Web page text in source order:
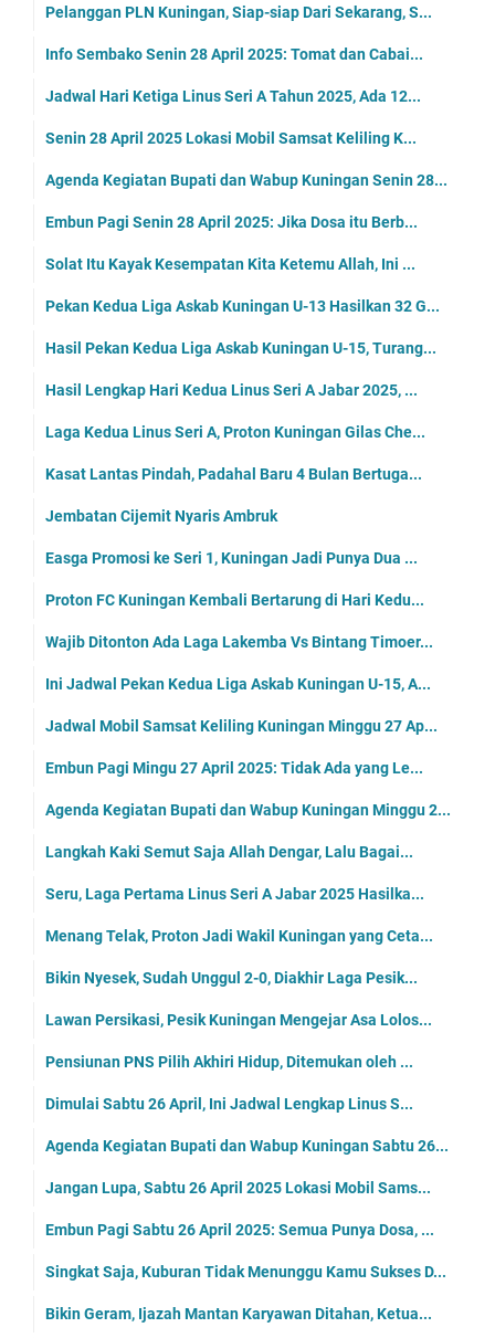
Pelanggan PLN Kuningan, Siap-siap Dari Sekarang, S...
Info Sembako Senin 28 April 2025: Tomat dan Cabai...
Jadwal Hari Ketiga Linus Seri A Tahun 2025, Ada 12...
Senin 28 April 2025 Lokasi Mobil Samsat Keliling K...
Agenda Kegiatan Bupati dan Wabup Kuningan Senin 28...
Embun Pagi Senin 28 April 2025: Jika Dosa itu Berb...
Solat Itu Kayak Kesempatan Kita Ketemu Allah, Ini ...
Pekan Kedua Liga Askab Kuningan U-13 Hasilkan 32 G...
Hasil Pekan Kedua Liga Askab Kuningan U-15, Turang...
Hasil Lengkap Hari Kedua Linus Seri A Jabar 2025, ...
Laga Kedua Linus Seri A, Proton Kuningan Gilas Che...
Kasat Lantas Pindah, Padahal Baru 4 Bulan Bertuga...
Jembatan Cijemit Nyaris Ambruk
Easga Promosi ke Seri 1, Kuningan Jadi Punya Dua ...
Proton FC Kuningan Kembali Bertarung di Hari Kedu...
Wajib Ditonton Ada Laga Lakemba Vs Bintang Timoer...
Ini Jadwal Pekan Kedua Liga Askab Kuningan U-15, A...
Jadwal Mobil Samsat Keliling Kuningan Minggu 27 Ap...
Embun Pagi Mingu 27 April 2025: Tidak Ada yang Le...
Agenda Kegiatan Bupati dan Wabup Kuningan Minggu 2...
Langkah Kaki Semut Saja Allah Dengar, Lalu Bagai...
Seru, Laga Pertama Linus Seri A Jabar 2025 Hasilka...
Menang Telak, Proton Jadi Wakil Kuningan yang Ceta...
Bikin Nyesek, Sudah Unggul 2-0, Diakhir Laga Pesik...
Lawan Persikasi, Pesik Kuningan Mengejar Asa Lolos...
Pensiunan PNS Pilih Akhiri Hidup, Ditemukan oleh ...
Dimulai Sabtu 26 April, Ini Jadwal Lengkap Linus S...
Agenda Kegiatan Bupati dan Wabup Kuningan Sabtu 26...
Jangan Lupa, Sabtu 26 April 2025 Lokasi Mobil Sams...
Embun Pagi Sabtu 26 April 2025: Semua Punya Dosa, ...
Singkat Saja, Kuburan Tidak Menunggu Kamu Sukses D...
Bikin Geram, Ijazah Mantan Karyawan Ditahan, Ketua...